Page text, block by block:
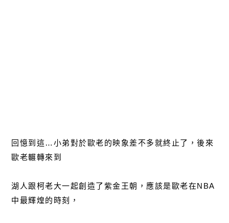
回憶到這…小弟對於歐老的映象差不多就終止了，後來
歐老輾轉來到
湖人跟柯老大一起創造了紫金王朝，應該是歐老在NBA
中最輝煌的時刻，